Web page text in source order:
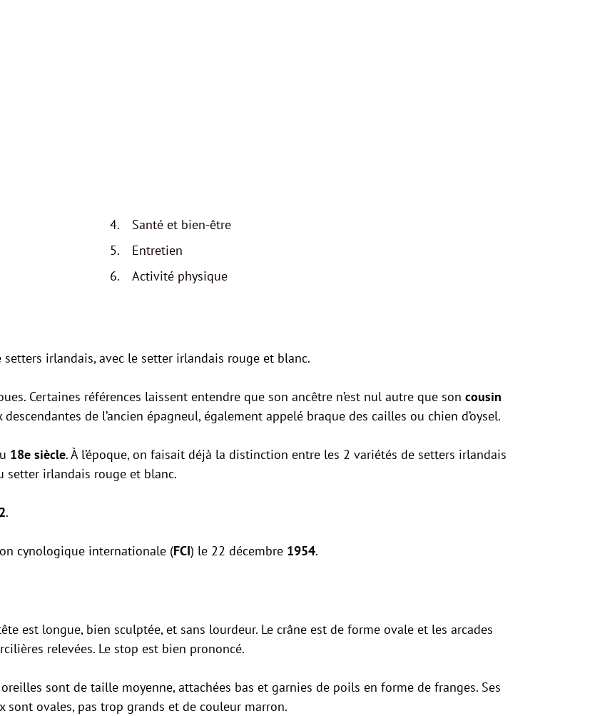
Santé et bien-être
Entretien
Activité physique
irlandais, avec le setter irlandais rouge et blanc.
Certaines références laissent entendre que son ancêtre n’est nul autre que son cousin
de l’ancien épagneul, également appelé braque des cailles ou chien d’oysel.
18e siècle. À l’époque, on faisait déjà la distinction entre les 2 variétés de setters irlandais
setter irlandais rouge et blanc.
.
cynologique internationale (FCI) le 22 décembre 1954.
est longue, bien sculptée, et sans lourdeur. Le crâne est de forme ovale et les arcades
relevées. Le stop est bien prononcé.
oreilles sont de taille moyenne, attachées bas et garnies de poils en forme de franges. Ses
sont ovales, pas trop grands et de couleur marron.